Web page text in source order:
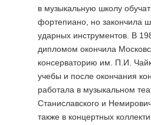
в музыкальную школу
фортепиано, но закончила
ударных инструментов. В
дипломом окончила
консерваторию им. П.И.
учебы и после окончания
работала в музыкальном
Станиславского и
также в концертных